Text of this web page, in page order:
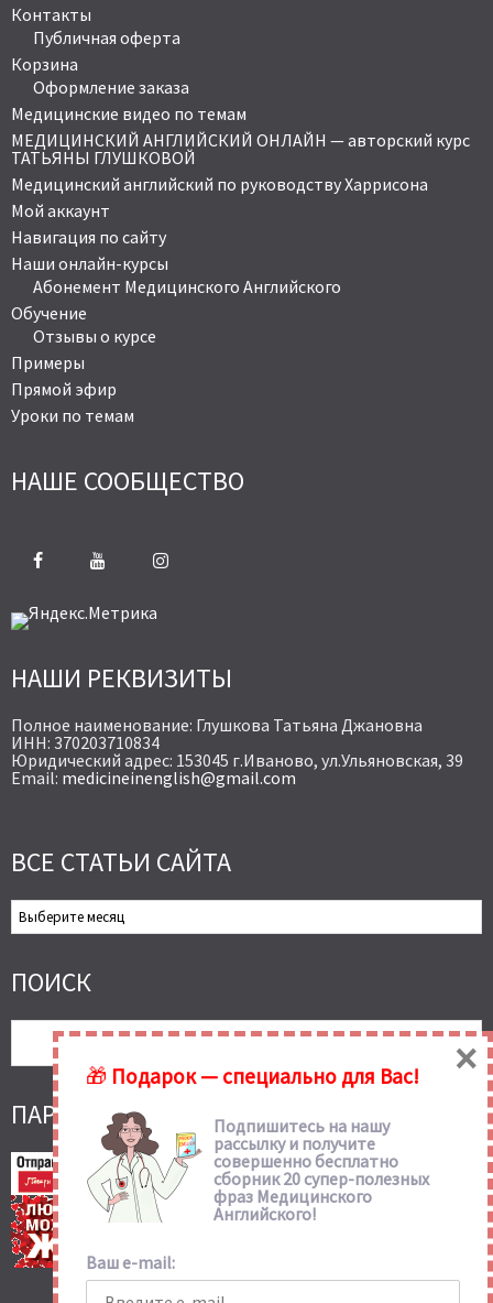
Контакты
Публичная оферта
Корзина
Оформление заказа
Медицинские видео по темам
МЕДИЦИНСКИЙ АНГЛИЙСКИЙ ОНЛАЙН — авторский курс
ТАТЬЯНЫ ГЛУШКОВОЙ
Медицинский английский по руководству Харрисона
Мой аккаунт
Навигация по сайту
Наши онлайн-курсы
Абонемент Медицинского Английского
Обучение
Отзывы о курсе
Примеры
Прямой эфир
Уроки по темам
НАШЕ СООБЩЕСТВО
НАШИ РЕКВИЗИТЫ
Полное наименование: Глушкова Татьяна Джановна
ИНН: 370203710834
Юридический адрес: 153045 г.Иваново, ул.Ульяновская, 39
Email: medicineinenglish@gmail.com
ВСЕ СТАТЬИ САЙТА
Все
Статьи
ПОИСК
ПАРТНЕРСКИЕ ССЫЛКИ
🎁 Подарок — специально для Вас!
Подпишитесь на нашу
рассылку и получите
совершенно бесплатно
сборник 20 супер-полезных
фраз Медицинского
Английского!
Ваш e-mail:
×